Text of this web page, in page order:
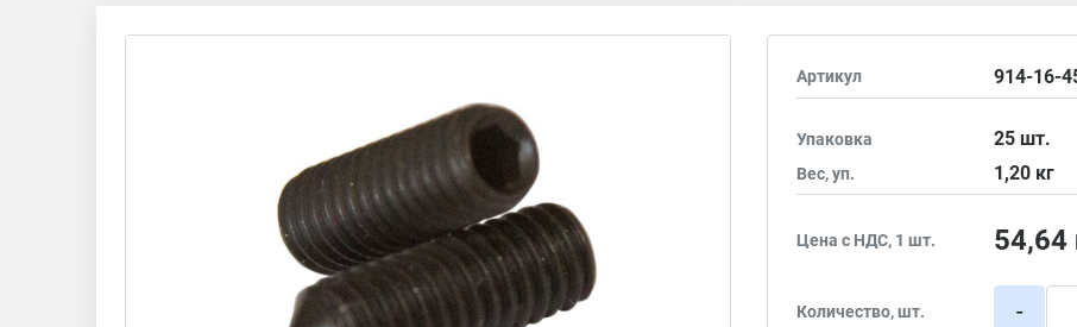
Артикул 914-16-
Упаковка 25шт.
Вес, уп. 1,20 кг
Цена с НДС, 1 шт. 54,64
Количество, шт. -